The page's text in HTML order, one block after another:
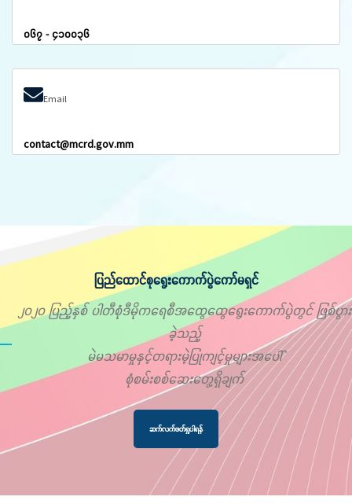
၀၆၇ - ၄၁၀၀၃၆
Email
contact@mcrd.gov.mm
ပြည်ထောင်စုရွေးကောက်ပွဲကော်မရှင်
၂၀၂၀ ပြည့်နှစ် ပါတီစုံဒီမိုကရေစီအထွေထွေရွေးကောက်ပွဲတွင် ဖြစ်ပွား
ခဲ့သည့်
မဲမသမာမှုနှင့်တရားမဲ့ပြုကျင့်မှုများအပေါ်
စုံစမ်းစစ်ဆေးတွေ့ရှိချက်
ဆက်လက်ဖတ်ရှုပါရန်